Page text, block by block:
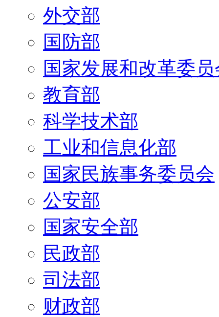
外交部
国防部
国家发展和改革委
教育部
科学技术部
工业和信息化部
国家民族事务委员会
公安部
国家安全部
民政部
司法部
财政部